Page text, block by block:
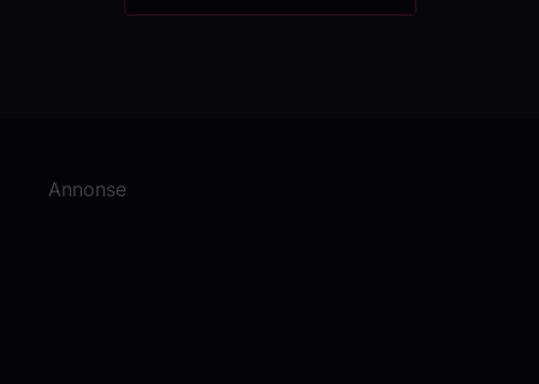
Annonse